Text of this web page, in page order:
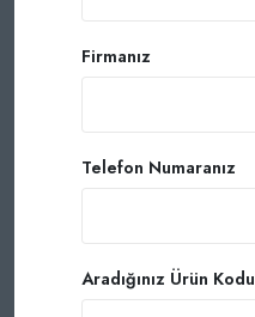
Firmanız
Telefon Numaranız
Aradığınız Ürün Kodu